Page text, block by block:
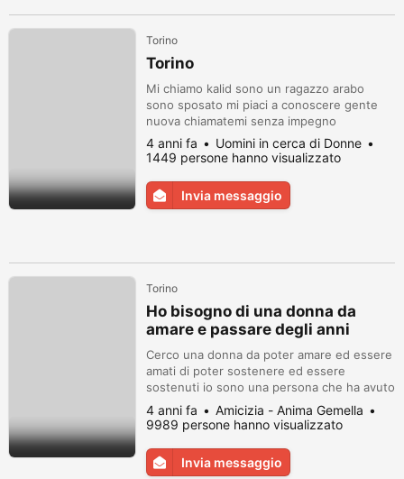
Torino
Torino
Mi chiamo kalid sono un ragazzo arabo
sono sposato mi piaci a conoscere gente
nuova chiamatemi senza impegno
4 anni fa
Uomini in cerca di Donne
1449 persone hanno visualizzato
Invia messaggio
Torino
Ho bisogno di una donna da
amare e passare degli anni
splendidi .. con
divertimento.dolcezza onesta
Cerco una donna da poter amare ed essere
amati di poter sostenere ed essere
sostenuti io sono una persona che ha avuto
una vita intensa ho imparato a conoscermi e
a conoscere sono sensibile mi piace la
bellezza in un donna e non parlo solo di
quella esteriore amo la natura gli animali ...
amo nuotare e fare l"amore in acqua ....
4 anni fa
Amicizia - Anima Gemella
9989 persone hanno visualizzato
Invia messaggio